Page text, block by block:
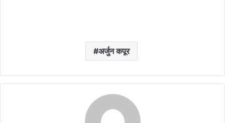
अर्जुन कपूर